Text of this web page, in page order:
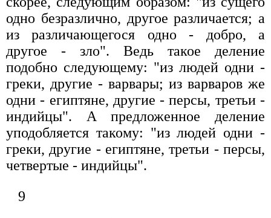
одно безразлично, другое различается; а
из различающегося одно - добро, а
другое - зло". Ведь такое деление
подобно следующему: "из людей одни -
греки, другие - варвары; из варваров же
одни - египтяне, другие - персы, третьи -
индийцы". А предложенное деление
уподобляется такому: "из людей одни -
греки, другие - египтяне, третьи - персы,
четвертые - индийцы".
9